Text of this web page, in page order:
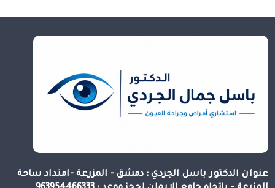
عنوان الدكتور باسل الجردي : دمشق - المزرعة -امتداد ساحة